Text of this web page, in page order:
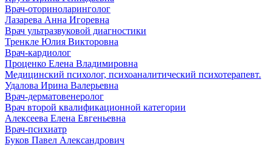
Врач-оториноларинголог
Лазарева Анна Игоревна
Врач ультразвуковой диагностики
Тренкле Юлия Викторовна
Врач-кардиолог
Проценко Елена Владимировна
Медицинский психолог, психоаналитический психотерапевт.
Удалова Ирина Валерьевна
Врач-дерматовенеролог
Врач второй квалификационной категории
Алексеева Елена Евгеньевна
Врач-психиатр
Буков Павел Александрович